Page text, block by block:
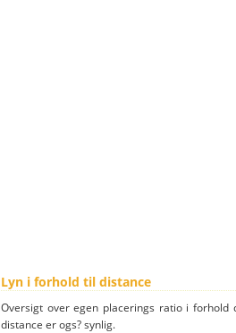
Lyn i forhold til distance
Oversigt over egen placerings ratio i
distance er ogs? synlig.